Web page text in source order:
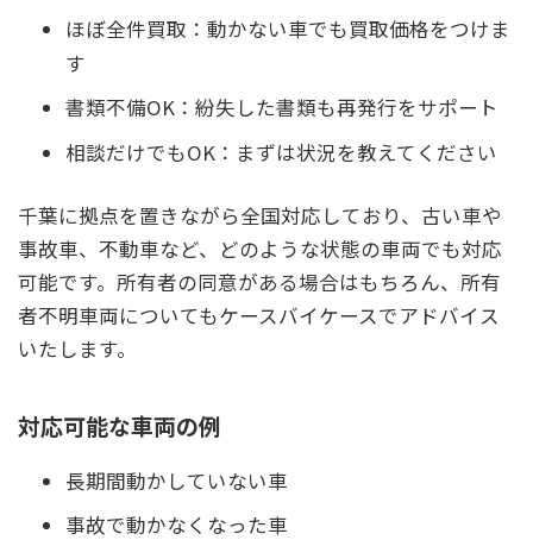
ほぼ全件買取：動かない車でも買取価格をつけま
す
書類不備OK：紛失した書類も再発行をサポート
相談だけでもOK：まずは状況を教えてください
千葉に拠点を置きながら全国対応しており、古い車や
事故車、不動車など、どのような状態の車両でも対応
可能です。所有者の同意がある場合はもちろん、所有
者不明車両についてもケースバイケースでアドバイス
いたします。
対応可能な車両の例
長期間動かしていない車
事故で動かなくなった車